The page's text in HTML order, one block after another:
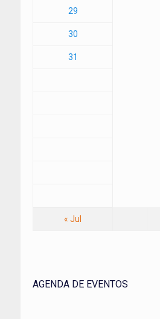
29
30
31
« Jul
AGENDA DE EVENTOS